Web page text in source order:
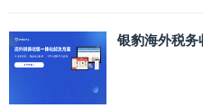
银豹海外税